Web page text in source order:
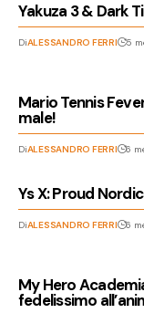
Yakuza 3 & Dark
DiALESSANDRO FERRI 5
Mario Tennis
male!
DiALESSANDRO FERRI 6
Ys X: Proud
DiALESSANDRO FERRI 6
My Hero
fedelissimo